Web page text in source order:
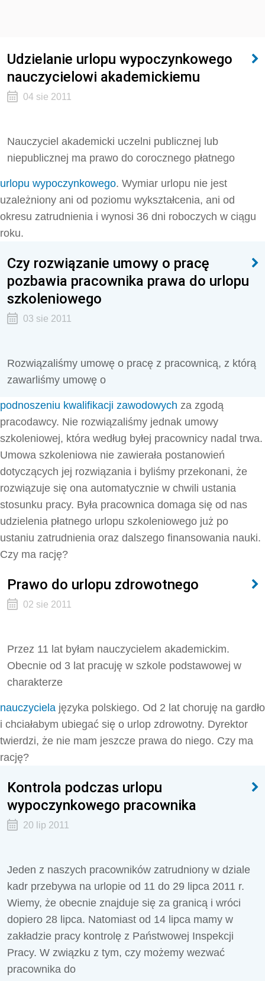
Udzielanie urlopu wypoczynkowego
nauczycielowi akademickiemu
04 sie 2011
Nauczyciel akademicki uczelni publicznej lub
niepublicznej ma prawo do corocznego płatnego
urlopu wypoczynkowego. Wymiar urlopu nie jest
uzależniony ani od poziomu wykształcenia, ani od
okresu zatrudnienia i wynosi 36 dni roboczych w ciągu
roku.
Czy rozwiązanie umowy o pracę
pozbawia pracownika prawa do urlopu
szkoleniowego
03 sie 2011
Rozwiązaliśmy umowę o pracę z pracownicą, z którą
zawarliśmy umowę o
podnoszeniu kwalifikacji zawodowych za zgodą
pracodawcy. Nie rozwiązaliśmy jednak umowy
szkoleniowej, która według byłej pracownicy nadal trwa.
Umowa szkoleniowa nie zawierała postanowień
dotyczących jej rozwiązania i byliśmy przekonani, że
rozwiązuje się ona automatycznie w chwili ustania
stosunku pracy. Była pracownica domaga się od nas
udzielenia płatnego urlopu szkoleniowego już po
ustaniu zatrudnienia oraz dalszego finansowania nauki.
Czy ma rację?
Prawo do urlopu zdrowotnego
02 sie 2011
Przez 11 lat byłam nauczycielem akademickim.
Obecnie od 3 lat pracuję w szkole podstawowej w
charakterze
nauczyciela języka polskiego. Od 2 lat choruję na gardło
i chciałabym ubiegać się o urlop zdrowotny. Dyrektor
twierdzi, że nie mam jeszcze prawa do niego. Czy ma
rację?
Kontrola podczas urlopu
wypoczynkowego pracownika
20 lip 2011
Jeden z naszych pracowników zatrudniony w dziale
kadr przebywa na urlopie od 11 do 29 lipca 2011 r.
Wiemy, że obecnie znajduje się za granicą i wróci
dopiero 28 lipca. Natomiast od 14 lipca mamy w
zakładzie pracy kontrolę z Państwowej Inspekcji
Pracy. W związku z tym, czy możemy wezwać
pracownika do